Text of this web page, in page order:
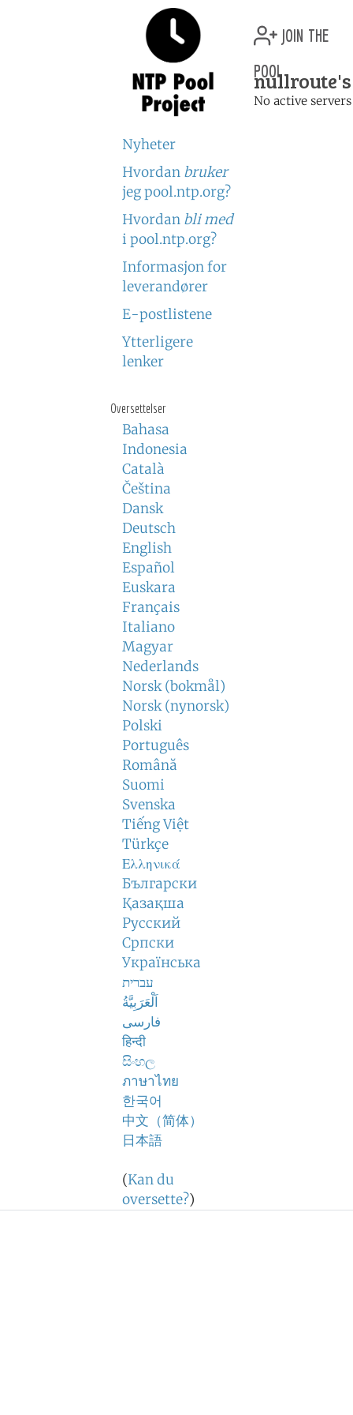
Nyheter
Hvordan bruker
jeg pool.ntp.org?
Hvordan bli med
i pool.ntp.org?
Informasjon for
leverandører
E-postlistene
Ytterligere
lenker
Oversettelser
Bahasa
Indonesia
Català
Čeština
Dansk
Deutsch
English
Español
Euskara
Français
Italiano
Magyar
Nederlands
Norsk (bokmål)
Norsk (nynorsk)
Polski
Português
Română
Suomi
Svenska
Tiếng Việt
Türkçe
Ελληνικά
Български
Қазақша
Русский
Српски
Українська
עברית
اَلْعَرَبِيَّةُ
فارسی
हिन्दी
සිංහල
ภาษาไทย
한국어
中文（简体）
日本語
(Kan du
oversette?)
join the
pool
No active servers